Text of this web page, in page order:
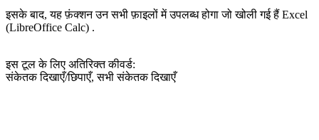
इसके बाद, यह फ़ंक्शन उन सभी फ़ाइलों में उपलब्ध होगा जो खोली गई हैं Excel
(LibreOffice Calc) .
इस टूल के लिए अतिरिक्त कीवर्ड:
संकेतक दिखाएँ/छिपाएँ, सभी संकेतक दिखाएँ